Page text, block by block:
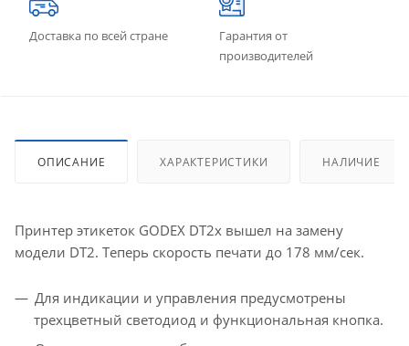
Доставка по всей стране
Гарантия от
производителей
ОПИСАНИЕ ХАРАКТЕРИСТИКИ НАЛИЧИЕ
Принтер этикеток GODEX DT2х вышел на замену
модели DT2. Теперь скорость печати до 178 мм/сек.
Для индикации и управления предусмотрены
трехцветный светодиод и функциональная кнопка.